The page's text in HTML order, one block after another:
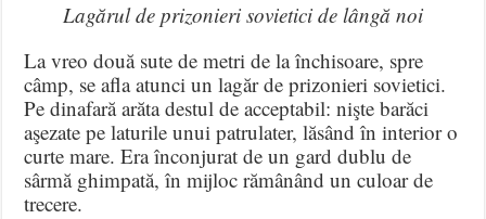
Lagărul de prizonieri sovietici de lângă noi
La vreo două sute de metri de la închisoare, spre
câmp, se afla atunci un lagăr de prizonieri sovietici.
Pe dinafară arăta destul de acceptabil: nişte barăci
aşezate pe laturile unui patrulater, lăsând în interior o
curte mare. Era înconjurat de un gard dublu de
sârmă ghimpată, în mijloc rămânând un culoar de
trecere.